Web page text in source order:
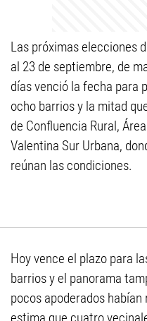
Las próximas elecciones
al 23 de septiembre, de
días venció la fecha para
ocho barrios y la mitad
de Confluencia Rural,
Valentina Sur Urbana,
reúnan las condiciones.
Hoy vence el plazo para
barrios y el panorama
pocos apoderados